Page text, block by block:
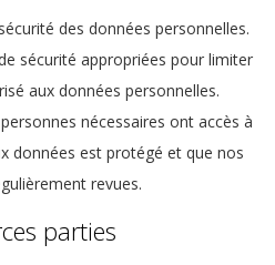
des données personnelles.
sécurité appropriées pour limiter
aux données personnelles.
nécessaires ont accès à
données est protégé et que nos
revues.
parties